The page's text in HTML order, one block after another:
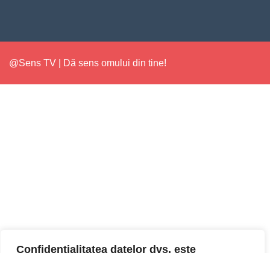
Confidențialitatea datelor dvs. este
@Sens TV | Dă sens omului din tine!